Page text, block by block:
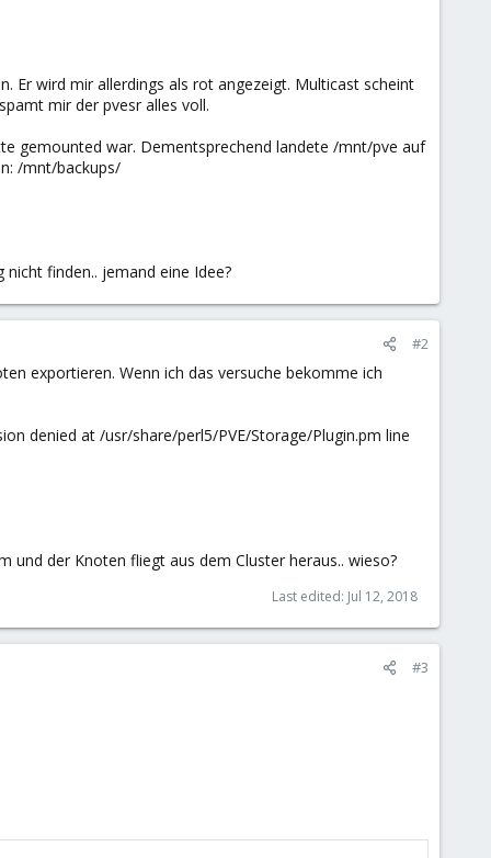
Er wird mir allerdings als rot angezeigt. Multicast scheint
mir der pvesr alles voll.
gemounted war. Dementsprechend landete /mnt/pve auf
/mnt/backups/
finden.. jemand eine Idee?
#2
exportieren. Wenn ich das versuche bekomme ich
denied at /usr/share/perl5/PVE/Storage/Plugin.pm line
und der Knoten fliegt aus dem Cluster heraus.. wieso?
Last edited: Jul 12, 2018
#3